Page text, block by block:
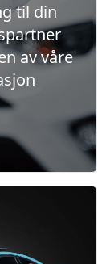
til din
av våre